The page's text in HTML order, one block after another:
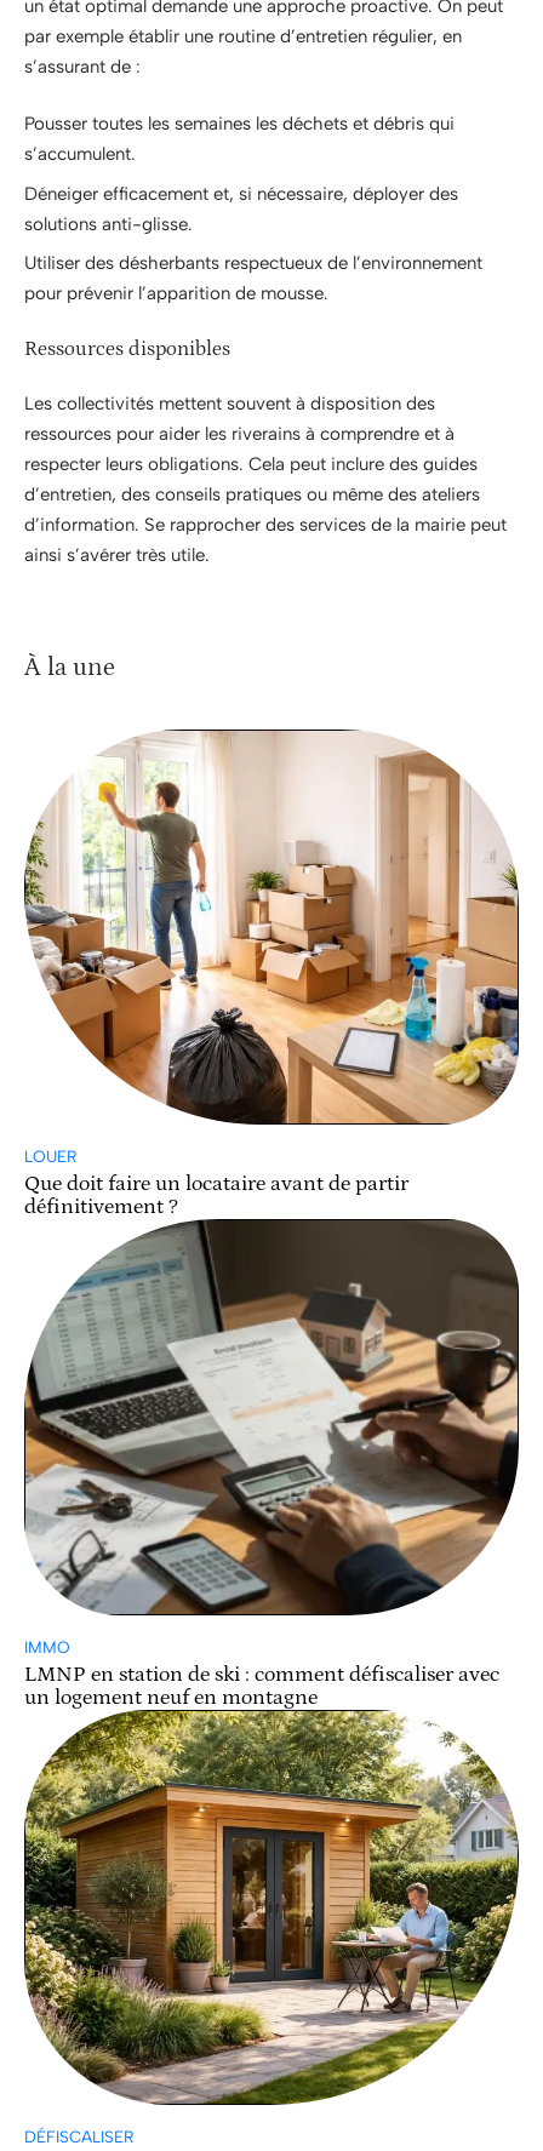
un état optimal demande une approche proactive. On peut
par exemple établir une routine d’entretien régulier, en
s’assurant de :
Pousser toutes les semaines les déchets et débris qui
s’accumulent.
Déneiger efficacement et, si nécessaire, déployer des
solutions anti-glisse.
Utiliser des désherbants respectueux de l’environnement
pour prévenir l’apparition de mousse.
Ressources disponibles
Les collectivités mettent souvent à disposition des
ressources pour aider les riverains à comprendre et à
respecter leurs obligations. Cela peut inclure des guides
d’entretien, des conseils pratiques ou même des ateliers
d’information. Se rapprocher des services de la mairie peut
ainsi s’avérer très utile.
À la une
LOUER
Que doit faire un locataire avant de partir
définitivement ?
IMMO
LMNP en station de ski : comment défiscaliser avec
un logement neuf en montagne
DÉFISCALISER